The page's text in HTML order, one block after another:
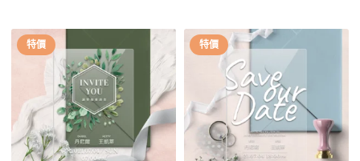
特價 特價